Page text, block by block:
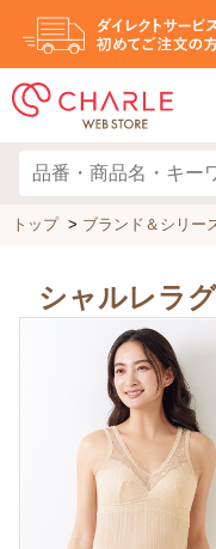
トップ> ブランド＆シリー
シャルレラ